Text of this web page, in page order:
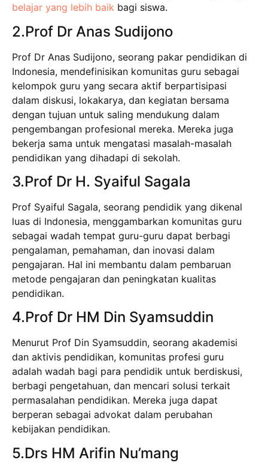
belajar yang lebih baik bagi siswa.
2.Prof Dr Anas Sudijono
Prof Dr Anas Sudijono, seorang pakar pendidikan di
Indonesia, mendefinisikan komunitas guru sebagai
kelompok guru yang secara aktif berpartisipasi
dalam diskusi, lokakarya, dan kegiatan bersama
dengan tujuan untuk saling mendukung dalam
pengembangan profesional mereka. Mereka juga
bekerja sama untuk mengatasi masalah-masalah
pendidikan yang dihadapi di sekolah.
3.Prof Dr H. Syaiful Sagala
Prof Syaiful Sagala, seorang pendidik yang dikenal
luas di Indonesia, menggambarkan komunitas guru
sebagai wadah tempat guru-guru dapat berbagi
pengalaman, pemahaman, dan inovasi dalam
pengajaran. Hal ini membantu dalam pembaruan
metode pengajaran dan peningkatan kualitas
pendidikan.
4.Prof Dr HM Din Syamsuddin
Menurut Prof Din Syamsuddin, seorang akademisi
dan aktivis pendidikan, komunitas profesi guru
adalah wadah bagi para pendidik untuk berdiskusi,
berbagi pengetahuan, dan mencari solusi terkait
permasalahan pendidikan. Mereka juga dapat
berperan sebagai advokat dalam perubahan
kebijakan pendidikan.
5.Drs HM Arifin Nu’mang